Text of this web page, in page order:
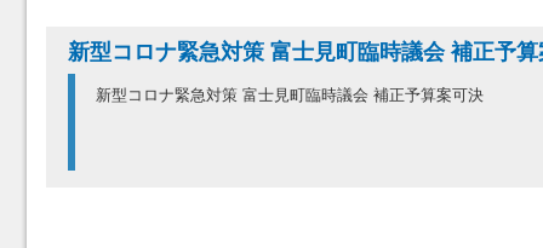
新型コロナ緊急対策 富士見町臨時議会 補正予
新型コロナ緊急対策 富士見町臨時議会 補正予算案可決